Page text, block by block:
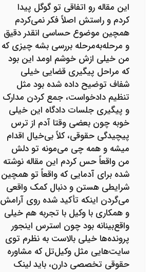
این مقاله رو اتفاقی تو گوگل پیدا
کردم و راستش اصلاً فکر نمی‌کردم
همچین موضوع حساسی انقدر دقیق
و مرحله‌به‌مرحله بررسی بشه چیزی که
من خیلی ازش خوشم اومد این بود
که مراحل پیگیری قضایی خیلی
شفاف توضیح داده شده بود مثل
تنظیم دادخواست، جمع کردن مدارک
و پیگیری جلسات دادگاه این خیلی
خوبه چون بعضی وقتا آدم از ترس
پیچیدگی حقوقی، کلاً بی‌خیال اقدام
میشه و همه چی می‌مونه تو دلش
من واقعاً حس کردم این مقاله نوشته
شده برای آدمایی که واقعاً تو همچین
شرایطی هستن و دنبال کمک واقعی
می‌گردن اینکه تأکید شده روی آرامش
و همکاری با وکیل با تجربه هم خیلی
واقع‌بینانه بود چون استرس اینجور
پرونده‌ها خیلی بالاست به نظرم توی
سایت‌هایی مثل وکیل‌تل که مشاوره
حقوقی تخصصی دارن، باید لینک